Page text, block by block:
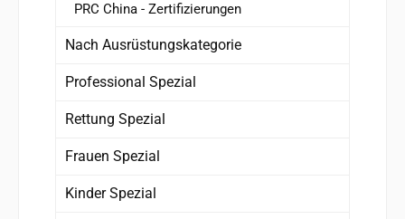
PRC China - Zertifizierungen
Nach Ausrüstungskategorie
Professional Spezial
Rettung Spezial
Frauen Spezial
Kinder Spezial